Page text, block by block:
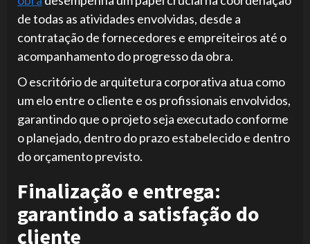
de todas as atividades envolvidas, desde a
contratação de fornecedores e empreiteiros até o
acompanhamento do progresso da obra.
O escritório de arquitetura corporativa atua como
um elo entre o cliente e os profissionais envolvidos,
garantindo que o projeto seja executado conforme
o planejado, dentro do prazo estabelecido e dentro
do orçamento previsto.
Finalização e entrega:
garantindo a satisfação do
cliente